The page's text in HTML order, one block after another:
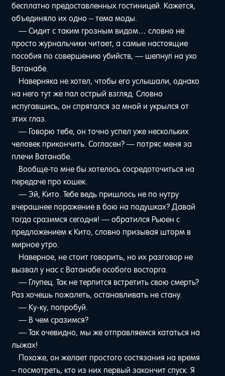
бесплатно предоставленных гостиницей. Кажется,
объединяло их одно – тема моды.
— Сидит с таким грозным видом… словно не
просто журнальчики читает, а самые настоящие
пособия по совершению убийств, — шепнул на ухо
Ватанабе.
Наверняка не хотел, чтобы его услышали, однако
на него тут же пал острый взгляд. Словно
испугавшись, он спрятался за мной и укрылся от
этих глаз.
— Говорю тебе, он точно успел уже нескольких
человек прикончить. Согласен? — потряс меня за
плечи Ватанабе.
Вообще-то мне бы хотелось сосредоточиться на
передаче про кошек.
— Эй, Кито. Тебе ведь пришлось не по нутру
вчерашнее поражение в бою на подушках? Давай
тогда сразимся сегодня! — обратился Рьюен с
предложением к Кито, словно призывая шторм в
мирное утро.
Наверное, не стоит говорить, но их разговор не
вызвал у нас с Ватанабе особого восторга.
— Глупец. Так не терпится встретить свою смерть?
Раз хочешь пожалеть, останавливать не стану.
— Ку-ку, попробуй.
— В чем сразимся?
— Так очевидно, мы же отправляемся кататься на
лыжах!
Похоже, он желает простого состязания на время
– посмотреть, кто из них первый закончит спуск. Я